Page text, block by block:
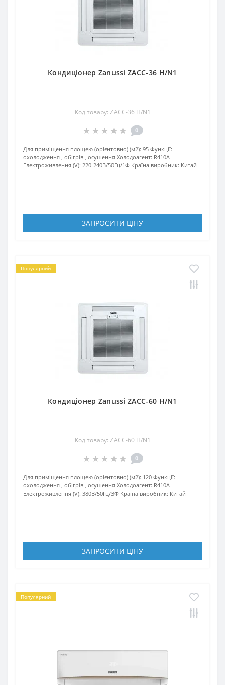
Кондиціонер Zanussi ZACC-36 H/N1
Код товару: ZACC-36 H/N1
0
Для приміщення площею (орієнтовно) (м2): 95 Функції:
охолодження , обігрів , осушення Холодоагент: R410A
Електроживлення (V): 220-240В/50Гц/1Ф Країна виробник: Китай
ЗАПРОСИТИ ЦIНУ
Популярний
Кондиціонер Zanussi ZACC-60 H/N1
Код товару: ZACC-60 H/N1
0
Для приміщення площею (орієнтовно) (м2): 120 Функції:
охолодження , обігрів , осушення Холодоагент: R410A
Електроживлення (V): 380В/50Гц/3Ф Країна виробник: Китай
ЗАПРОСИТИ ЦIНУ
Популярний